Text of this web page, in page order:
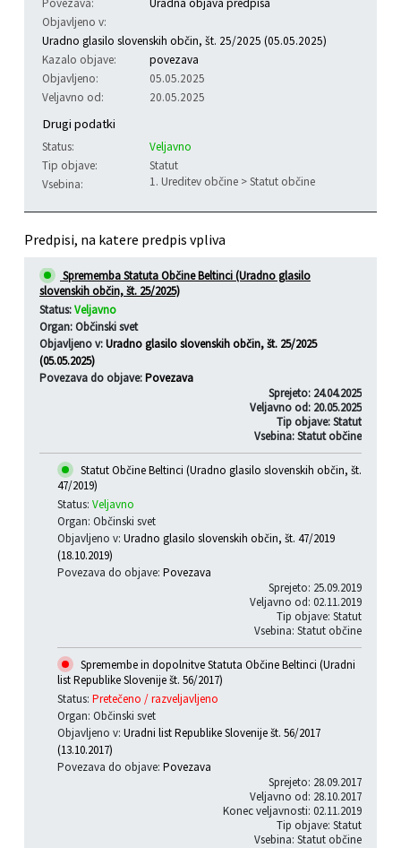
Povezava:
Uradna objava predpisa
Objavljeno v:
Uradno glasilo slovenskih občin, št. 25/2025 (05.05.2025)
Kazalo objave:
povezava
Objavljeno:
05.05.2025
Veljavno od:
20.05.2025
Drugi podatki
Status:
Veljavno
Tip objave:
Statut
Vsebina:
1. Ureditev občine > Statut občine
Predpisi, na katere predpis vpliva
Sprememba Statuta Občine Beltinci (Uradno glasilo
slovenskih občin, št. 25/2025)
Status:Veljavno
Organ: Občinski svet
Objavljeno v:Uradno glasilo slovenskih občin, št. 25/2025
(05.05.2025)
Povezava do objave:Povezava
Sprejeto: 24.04.2025
Veljavno od: 20.05.2025
Tip objave: Statut
Vsebina: Statut občine
Statut Občine Beltinci (Uradno glasilo slovenskih občin, št.
47/2019)
Status: Veljavno
Organ: Občinski svet
Objavljeno v: Uradno glasilo slovenskih občin, št. 47/2019
(18.10.2019)
Povezava do objave: Povezava
Sprejeto: 25.09.2019
Veljavno od: 02.11.2019
Tip objave: Statut
Vsebina: Statut občine
Spremembe in dopolnitve Statuta Občine Beltinci (Uradni
list Republike Slovenije št. 56/2017)
Status: Pretečeno / razveljavljeno
Organ: Občinski svet
Objavljeno v: Uradni list Republike Slovenije št. 56/2017
(13.10.2017)
Povezava do objave: Povezava
Sprejeto: 28.09.2017
Veljavno od: 28.10.2017
Konec veljavnosti: 02.11.2019
Tip objave: Statut
Vsebina: Statut občine
Varstvo osebnih podatkov
Informacije javnega značaja
Občinski časopis "Mali Rijtar"
Občinski predpisi
Prostorski akti
Druge koristne povezave